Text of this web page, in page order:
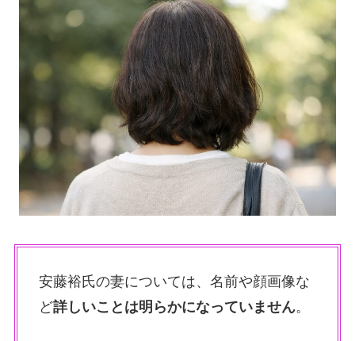
安藤裕氏の妻については、名前や顔画像な
ど詳しいことは明らかになっていません。